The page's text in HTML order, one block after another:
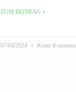
ZUM BEITRAG »
07/04/2024 Keine